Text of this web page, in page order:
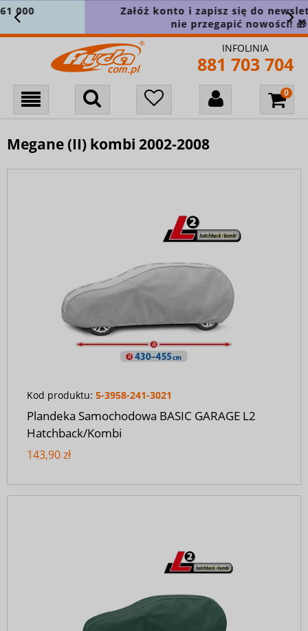
Załóż konto i zapisz się do newslettera, aby
nie przegapić nowości! 🎁
INFOLINIA
881 703 704
Megane (II) kombi 2002-2008
Kod produktu: 5-3958-241-3021
Plandeka Samochodowa BASIC GARAGE L2
Hatchback/Kombi
143,90 zł